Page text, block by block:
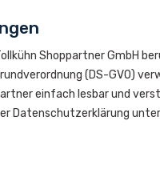
Shoppartner GmbH
(DS-GVO)
einfach lesbar und
Datenschutzerklärung